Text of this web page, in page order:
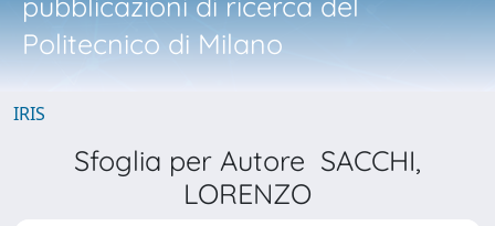
Politecnico di Milano
IRIS
Sfoglia per Autore SACCHI,
LORENZO